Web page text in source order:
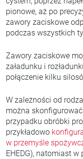
pionowe, aż po
zawory zaciskowe
podczas wszystkich
Zawory zaciskowe
załadunku i
połączenie kilku
W zależności od
można
przypadku obróbki
przykładowo
w przemyśle
EHEDG), natomiast